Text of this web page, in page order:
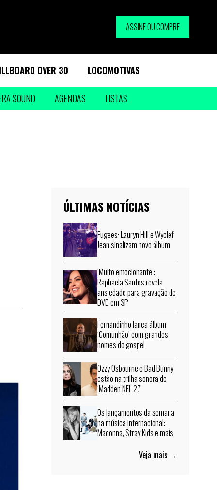
ASSINE OU COMPRE
OVER 30 LOCOMOTIVAS
SOUND AGENDAS LISTAS
ÚLTIMAS NOTÍCIAS
Fugees: Lauryn Hill e Wyclef
Jean sinalizam novo álbum
‘Muito emocionante’:
Raphaela Santos revela
ansiedade para gravação de
DVD em SP
Fernandinho lança álbum
‘Comunhão’ com grandes
nomes do gospel
Ozzy Osbourne e Bad Bunny
estão na trilha sonora de
‘Madden NFL 27’
Os lançamentos da semana
na música internacional:
Madonna, Stray Kids e mais
Veja mais →